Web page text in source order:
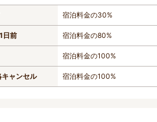
宿泊料金の30%
日前 宿泊料金の80%
宿泊料金の100%
キャンセル 宿泊料金の100%